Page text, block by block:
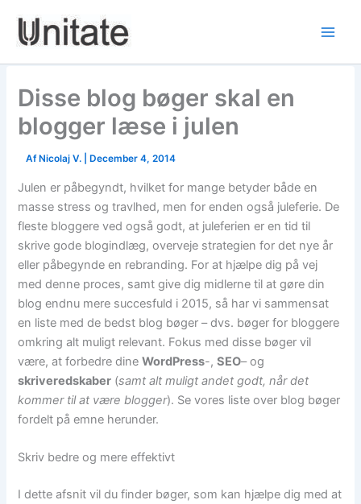
content
Disse blog bøger skal en
blogger læse i julen
Af Nicolaj V. December 4, 2014
Julen er påbegyndt, hvilket for mange betyder både en
masse stress og travlhed, men for enden også juleferie. De
fleste bloggere ved også godt, at juleferien er en tid til
skrive gode blogindlæg, overveje strategien for det nye år
eller påbegynde en rebranding. For at hjælpe dig på vej
med denne proces, samt give dig midlerne til at gøre din
blog endnu mere succesfuld i 2015, så har vi sammensat
en liste med de bedst blog bøger – dvs. bøger for bloggere
omkring alt muligt relevant. Fokus med disse bøger vil
være, at forbedre dineWordPress-,SEO– og
skriveredskaber (samt alt muligt andet godt, når det
kommer til at være blogger). Se vores liste over blog bøger
fordelt på emne herunder.
Skriv bedre og mere effektivt
I dette afsnit vil du finder bøger, som kan hjælpe dig med at